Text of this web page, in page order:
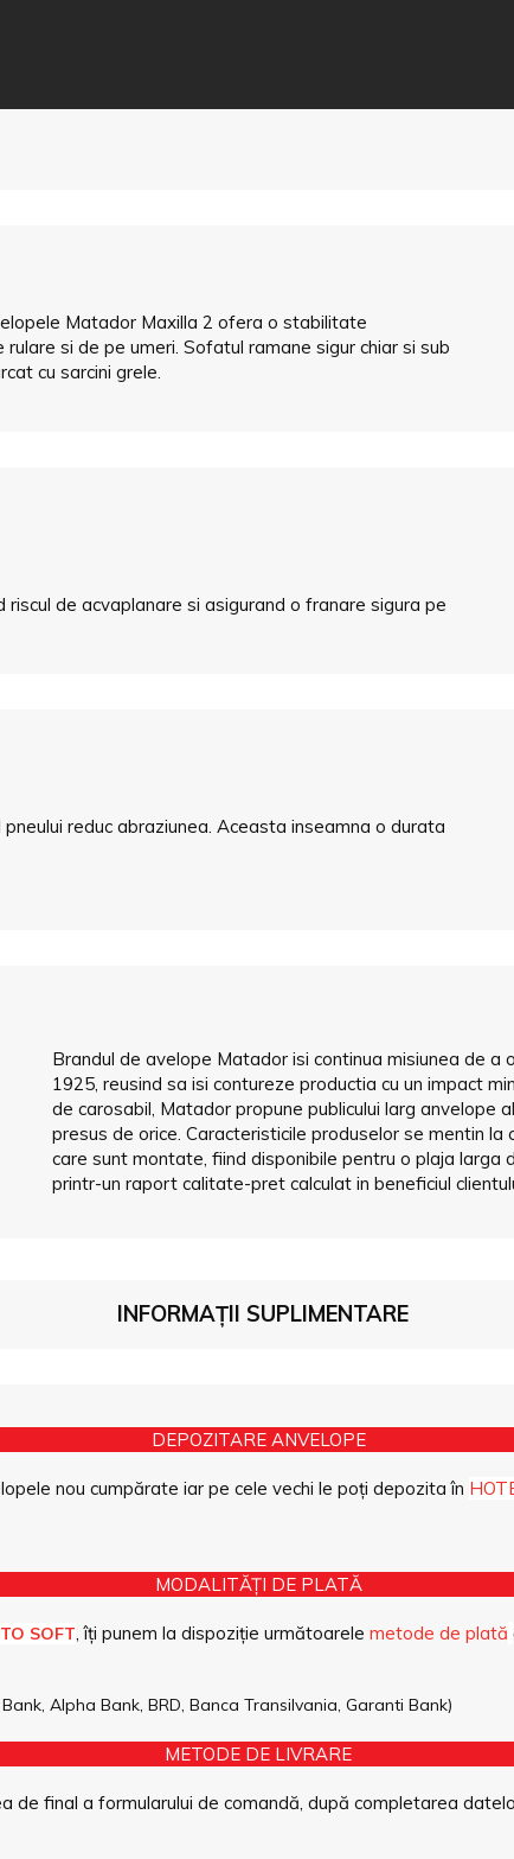
Matador Maxilla 2 ofera o stabilitate
si de pe umeri. Sofatul ramane sigur chiar si sub
cu sarcini grele.
de acvaplanare si asigurand o franare sigura pe
reduc abraziunea. Aceasta inseamna o durata
Brandul de avelope Matador isi continua misiunea de
1925, reusind sa isi contureze productia cu un impact
de carosabil, Matador propune publicului larg
presus de orice. Caracteristicile produselor se mentin
care sunt montate, fiind disponibile pentru o plaja
printr-un raport calitate-pret calculat in beneficiul
INFORMAȚII SUPLIMENTARE
DEPOZITARE ANVELOPE
nou cumpărate iar pe cele vechi le poți depozita în
MODALITĂȚI DE PLATĂ
SOFT , îți punem la dispoziție următoarele metode de plată
Alpha Bank, BRD, Banca Transilvania, Garanti Bank)
METODE DE LIVRARE
de final a formularului de comandă, după completarea